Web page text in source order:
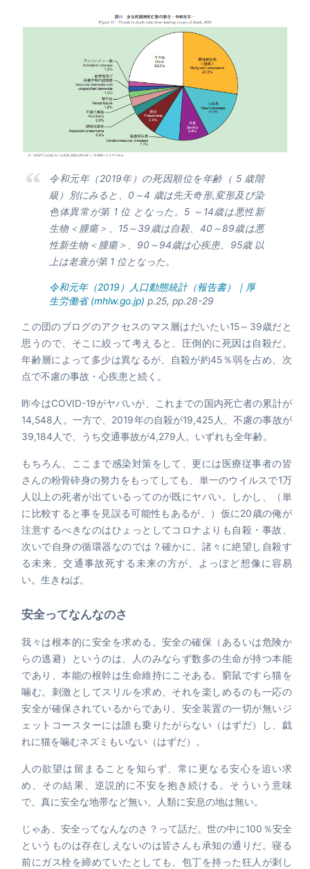
令和元年（2019年）の死因順位を年齢（ 5 歳階
級）別にみると、0～4 歳は先天奇形,変形及び染
色体異常が第 1 位 となった。5 ～14歳は悪性新
生物＜腫瘍＞、15～39歳は自殺、40～89歳は悪
性新生物＜腫瘍＞、90～94歳は心疾患、95歳 以
上は老衰が第 1 位となった。
令和元年（2019）人口動態統計（報告書）｜厚
生労働省 (mhlw.go.jp) p.25, pp.28-29
この団のブログのアクセスのマス層はだいたい15～39歳だと
思うので、そこに絞って考えると、圧倒的に死因は自殺だ。
年齢層によって多少は異なるが、自殺が約45％弱を占め、次
点で不慮の事故・心疾患と続く。
昨今はCOVID-19がヤバいが、これまでの国内死亡者の累計が
14,548人。一方で、2019年の自殺が19,425人、不慮の事故が
39,184人で、うち交通事故が4,279人。いずれも全年齢。
もちろん、ここまで感染対策をして、更には医療従事者の皆
さんの粉骨砕身の努力をもってしても、単一のウイルスで1万
人以上の死者が出ているってのが既にヤバい。しかし、（単
に比較すると事を見誤る可能性もあるが、）仮に20歳の俺が
注意するべきなのはひょっとしてコロナよりも自殺・事故、
次いで自身の循環器なのでは？確かに、諸々に絶望し自殺す
る未来、交通事故死する未来の方が、よっぽど想像に容易
い。生きねば。
安全ってなんなのさ
我々は根本的に安全を求める。安全の確保（あるいは危険か
らの逃避）というのは、人のみならず数多の生命が持つ本能
であり、本能の根幹は生命維持にこそある。窮鼠ですら猫を
噛む。刺激としてスリルを求め、それを楽しめるのも一応の
安全が確保されているからであり、安全装置の一切が無いジ
ェットコースターには誰も乗りたがらない（はずだ）し、戯
れに猫を噛むネズミもいない（はずだ）。
人の欲望は留まることを知らず、常に更なる安心を追い求
め、その結果、逆説的に不安を抱き続ける。そういう意味
で、真に安全な地帯など無い。人類に安息の地は無い。
じゃあ、安全ってなんなのさ？って話だ。世の中に100％安全
というものは存在しえないのは皆さんも承知の通りだ。寝る
前にガス栓を締めていたとしても、包丁を持った狂人が刺し